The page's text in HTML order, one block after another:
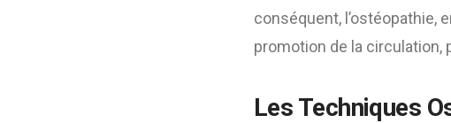
conséquent, l’ostéopathie,
promotion de la circulation,
Les Techniques